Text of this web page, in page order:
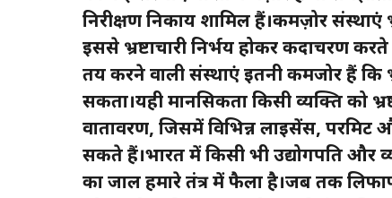
निरीक्षण निकाय शामिल हैं।कमज़ोर संस्थाएं
इससे भ्रष्टाचारी निर्भय होकर कदाचरण
तय करने वाली संस्थाएं इतनी कमजोर हैं कि
सकता।यही मानसिकता किसी व्यक्ति को
वातावरण, जिसमें विभिन्न लाइसेंस, परमिट
सकते हैं।भारत में किसी भी उद्योगपति और
का जाल हमारे तंत्र में फैला है।जब तक